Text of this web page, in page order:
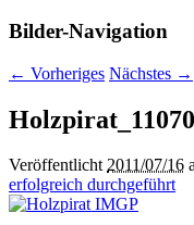
Bilder-Navigation
← Vorheriges Nächstes →
Veröffentlicht2011/07/16
erfolgreich durchgeführt